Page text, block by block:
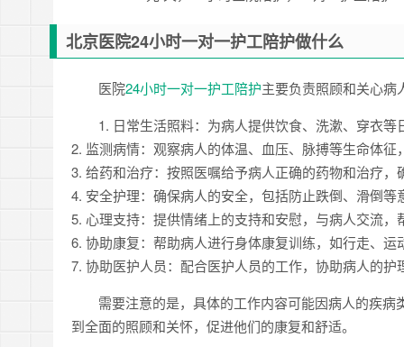
北京医院24小时一对一护工陪护做什么
医院24小时一对一护工陪护主要负责照顾和关心病
1. 日常生活照料：为病人提供饮食、洗漱、穿衣等
2. 监测病情：观察病人的体温、血压、脉搏等生命体
3. 给药和治疗：按照医嘱给予病人正确的药物和治疗
4. 安全护理：确保病人的安全，包括防止跌倒、滑倒等
5. 心理支持：提供情绪上的支持和安慰，与病人交流
6. 协助康复：帮助病人进行身体康复训练，如行走、运
7. 协助医护人员：配合医护人员的工作，协助病人的护
需要注意的是，具体的工作内容可能因病人的疾
到全面的照顾和关怀，促进他们的康复和舒适。